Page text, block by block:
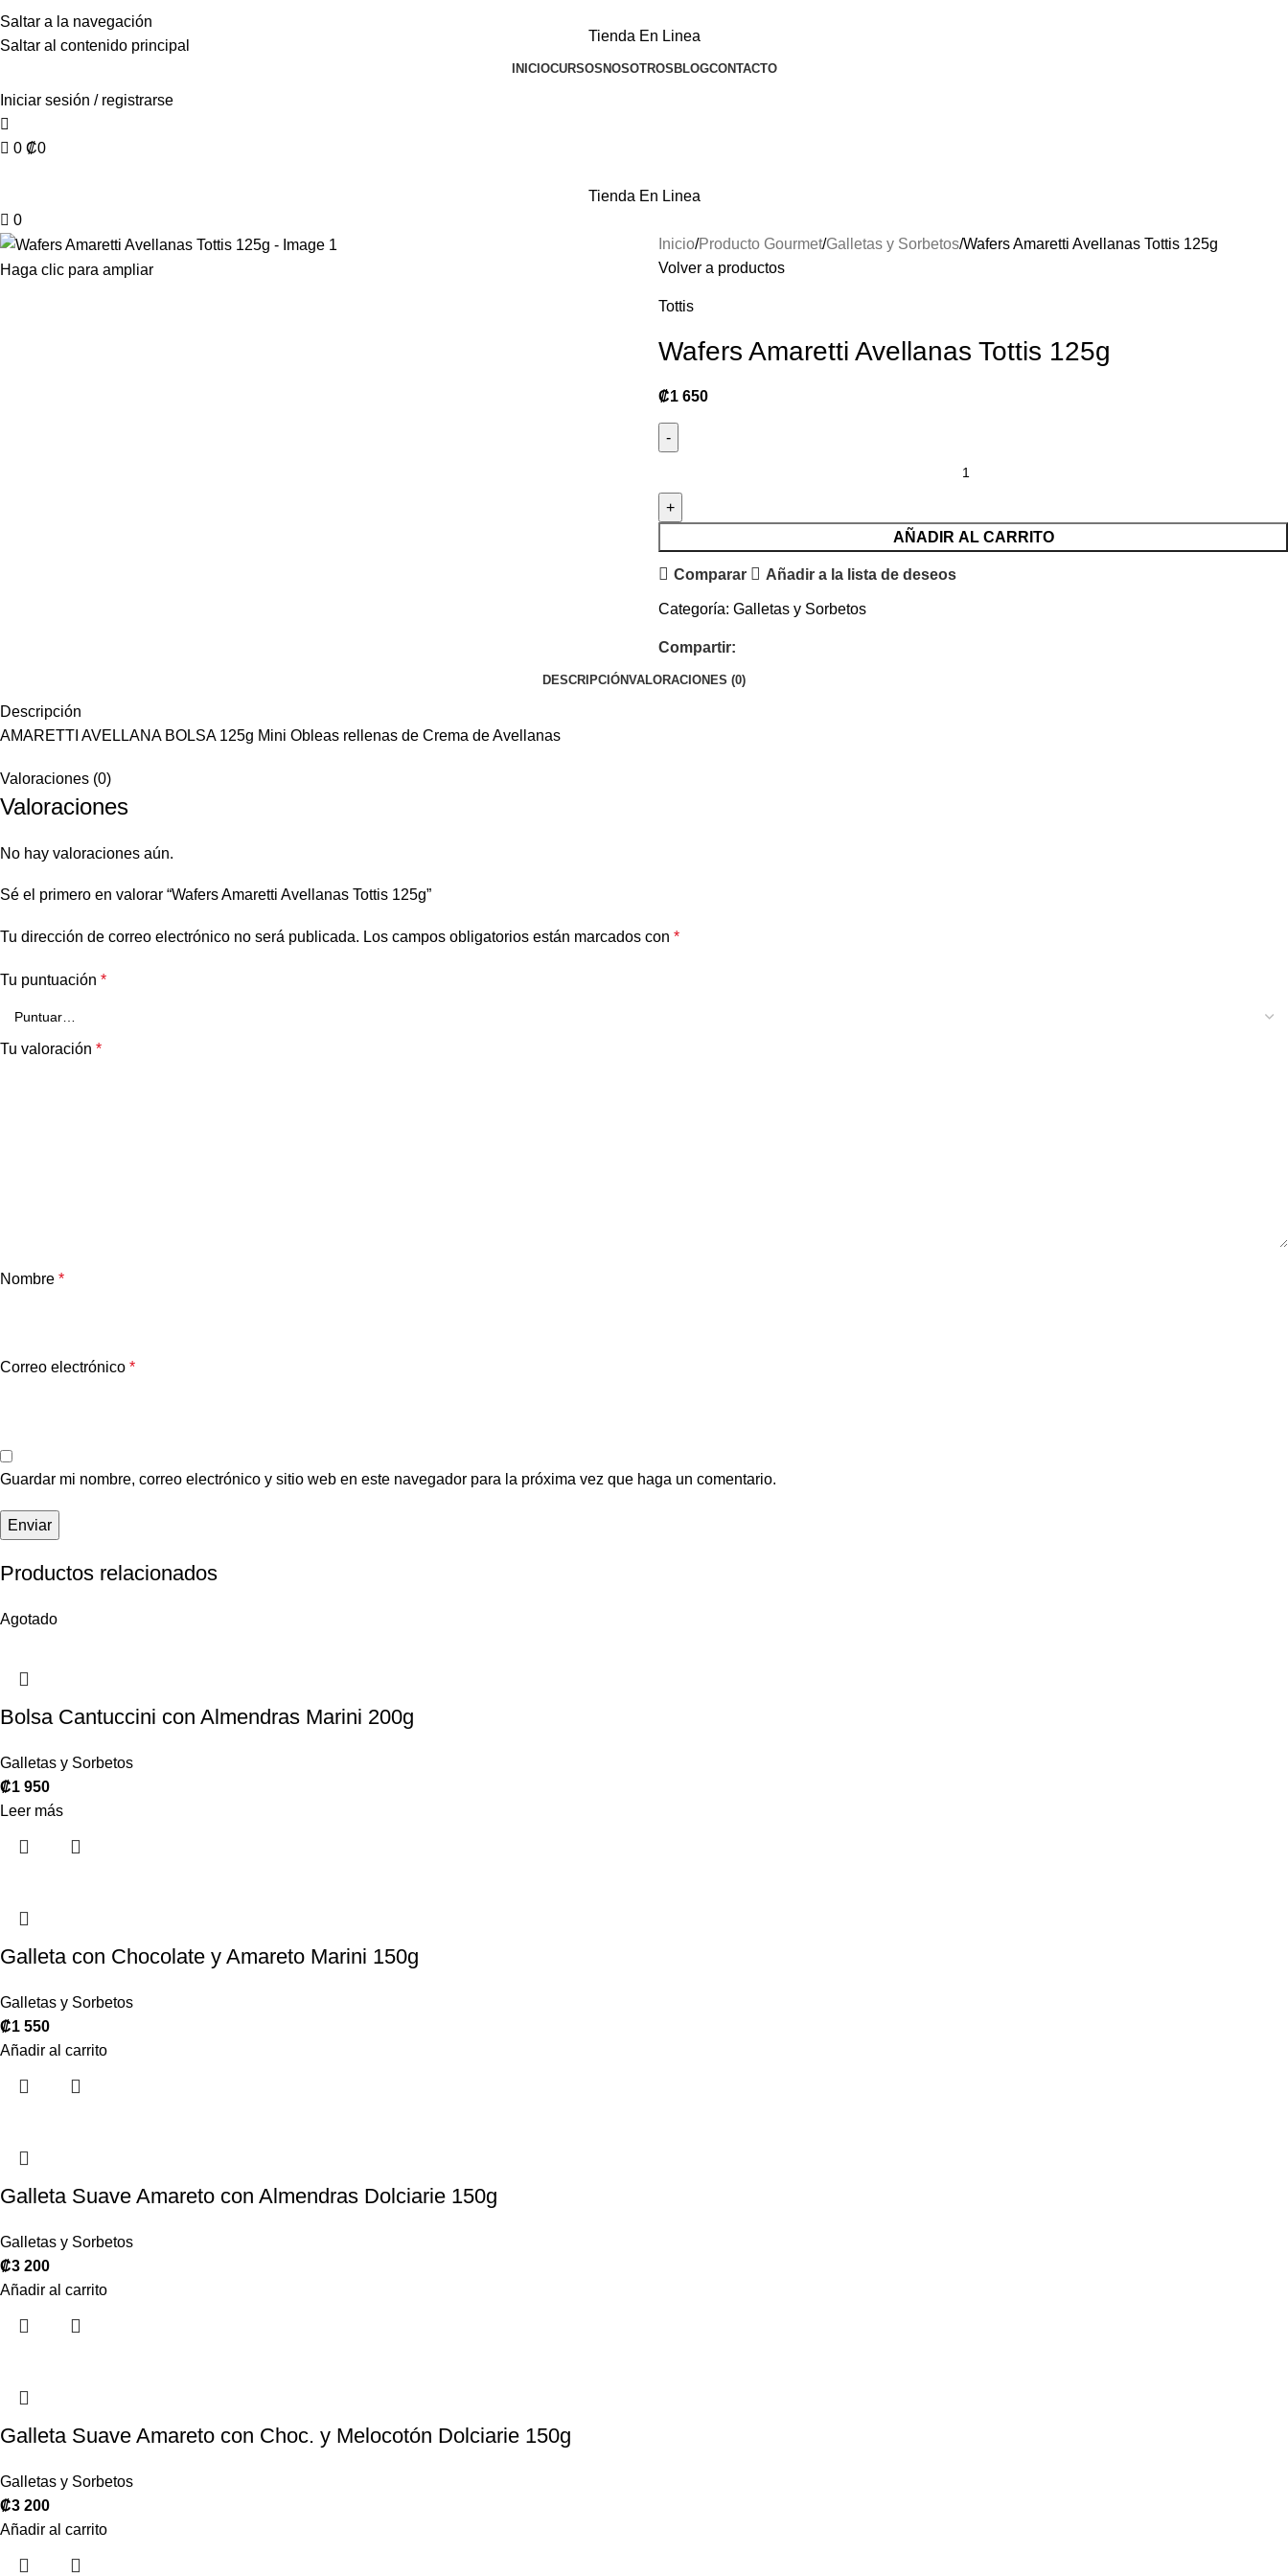
Saltar a la navegación
Saltar al contenido principal
Tienda En Linea
INICIOCURSOSNOSOTROSBLOGCONTACTO
Iniciar sesión / registrarse
0 ₡0
Tienda En Linea
0
Haga clic para ampliar
Inicio Producto Gourmet Galletas y Sorbetos Wafers Amaretti Avellanas Tottis 125g
Volver a productos
Tottis
Wafers Amaretti Avellanas Tottis 125g
₡1 650
AÑADIR AL CARRITO
Comparar Añadir a la lista de deseos
Categoría: Galletas y Sorbetos
Compartir:
DESCRIPCIÓNVALORACIONES (0)
Descripción
AMARETTI AVELLANA BOLSA 125g Mini Obleas rellenas de Crema de Avellanas
Valoraciones (0)
Valoraciones
No hay valoraciones aún.
Sé el primero en valorar “Wafers Amaretti Avellanas Tottis 125g”
Tu dirección de correo electrónico no será publicada. Los campos obligatorios están marcados con *
Tu puntuación *
Tu valoración *
Nombre *
Correo electrónico *
Guardar mi nombre, correo electrónico y sitio web en este navegador para la próxima vez que haga un comentario.
Productos relacionados
Agotado
Bolsa Cantuccini con Almendras Marini 200g
Galletas y Sorbetos
₡1 950
Leer más
Galleta con Chocolate y Amareto Marini 150g
Galletas y Sorbetos
₡1 550
Añadir al carrito
Galleta Suave Amareto con Almendras Dolciarie 150g
Galletas y Sorbetos
₡3 200
Añadir al carrito
Galleta Suave Amareto con Choc. y Melocotón Dolciarie 150g
Galletas y Sorbetos
₡3 200
Añadir al carrito